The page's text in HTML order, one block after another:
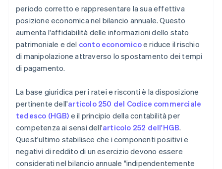
periodo corretto e rappresentare la sua effettiva
posizione economica nel bilancio annuale. Questo
aumenta l'affidabilità delle informazioni dello stato
patrimoniale e del conto economicoe riduce il rischio
di manipolazione attraverso lo spostamento dei tempi
di pagamento.
La base giuridica per i ratei e risconti è la disposizione
pertinente dell'articolo 250 del Codice commerciale
tedesco (HGB) e il principio della contabilità per
competenza ai sensi dell'articolo 252 dell'HGB.
Quest'ultimo stabilisce che i componenti positivi e
negativi di reddito di un esercizio devono essere
considerati nel bilancio annuale "indipendentemente